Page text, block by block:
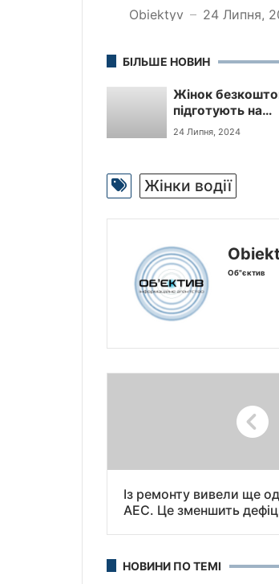
Obiektyv — 24 Липня,
БІЛЬШЕ НОВИН
Жінок
підготують на
водійок
24 Липня, 2024
Жінки водії
Об"єктив
Із ремонту вивели ще
АЕС. Це зменшить
НОВИНИ ПО ТЕМІ